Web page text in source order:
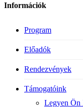
Információk
Program
Előadók
Rendezvények
Támogatóink
Legyen Ön